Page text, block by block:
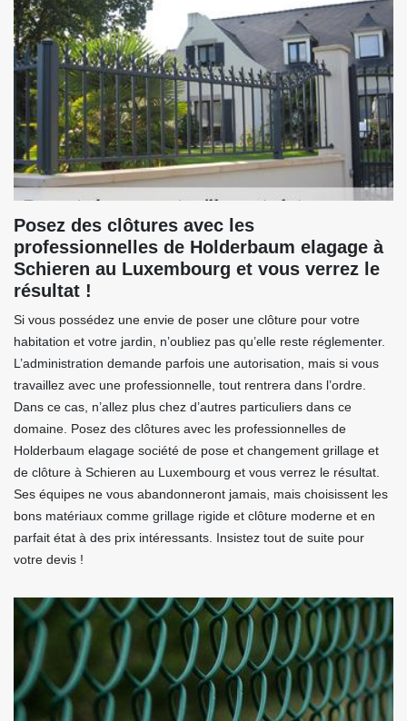
Posez des clôtures avec les
professionnelles de Holderbaum elagage à
Schieren au Luxembourg et vous verrez le
résultat !
Si vous possédez une envie de poser une clôture pour votre
habitation et votre jardin, n’oubliez pas qu’elle reste réglementer.
L’administration demande parfois une autorisation, mais si vous
travaillez avec une professionnelle, tout rentrera dans l’ordre.
Dans ce cas, n’allez plus chez d’autres particuliers dans ce
domaine. Posez des clôtures avec les professionnelles de
Holderbaum elagage société de pose et changement grillage et
de clôture à Schieren au Luxembourg et vous verrez le résultat.
Ses équipes ne vous abandonneront jamais, mais choisissent les
bons matériaux comme grillage rigide et clôture moderne et en
parfait état à des prix intéressants. Insistez tout de suite pour
votre devis !